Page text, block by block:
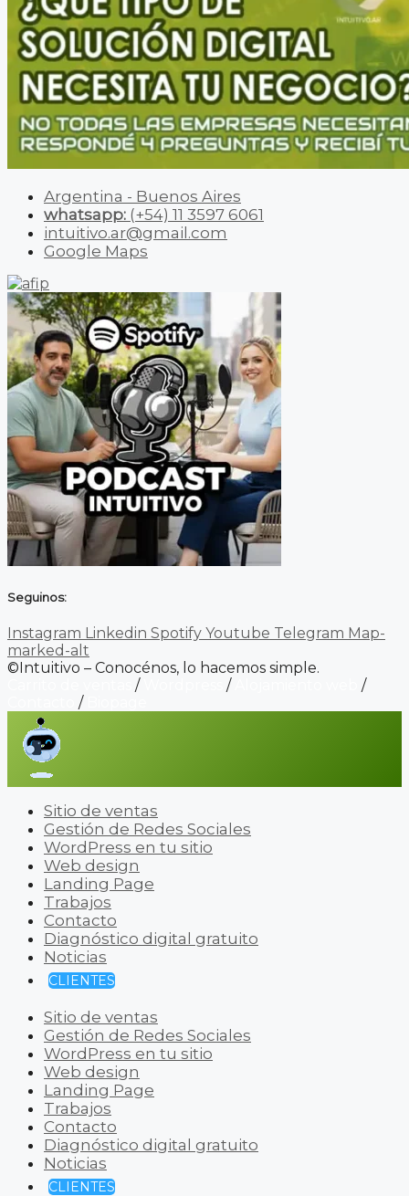
Argentina - Buenos Aires
whatsapp: (+54) 11 3597 6061
intuitivo.ar@gmail.com
Google Maps
Seguinos:
Instagram Linkedin Spotify Youtube Telegram Map-
marked-alt
©Intuitivo – Conocénos, lo hacemos simple.
/ /
/
/
Sitio de ventas
Gestión de Redes Sociales
WordPress en tu sitio
Web design
Landing Page
Trabajos
Contacto
Diagnóstico digital gratuito
Noticias
CLIENTES
Sitio de ventas
Gestión de Redes Sociales
WordPress en tu sitio
Web design
Landing Page
Trabajos
Contacto
Diagnóstico digital gratuito
Noticias
CLIENTES